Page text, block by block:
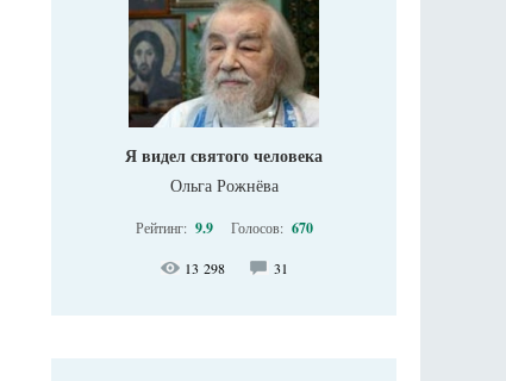
Я видел святого человека
Ольга Рожнёва
Рейтинг: 9.9 Голосов: 670
13 298 31